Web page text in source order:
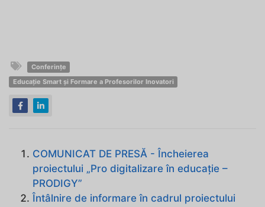
Conferințe
Educație Smart și Formare a Profesorilor Inovatori
COMUNICAT DE PRESĂ - Încheierea
proiectului „Pro digitalizare în educație –
PRODIGY”
Întâlnire de informare în cadrul proiectului